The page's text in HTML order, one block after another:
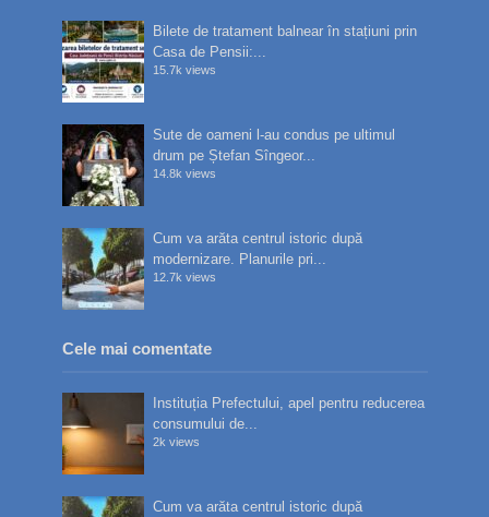
Bilete de tratament balnear în stațiuni prin
Casa de Pensii:...
15.7k views
Sute de oameni l-au condus pe ultimul
drum pe Ștefan Sîngeor...
14.8k views
Cum va arăta centrul istoric după
modernizare. Planurile pri...
12.7k views
Cele mai comentate
Instituția Prefectului, apel pentru reducerea
consumului de...
2k views
Cum va arăta centrul istoric după